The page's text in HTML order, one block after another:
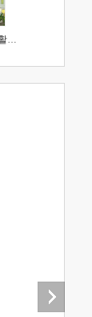
고양이 제제의 학교생활 1 : 초등학생이 이렇게 힘들 줄이야